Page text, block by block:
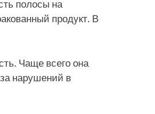
полосы на
продукт. В
Чаще всего она
нарушений в